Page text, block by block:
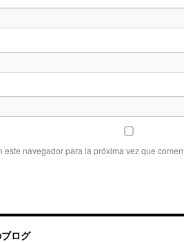
navegador para la próxima vez que
ログ